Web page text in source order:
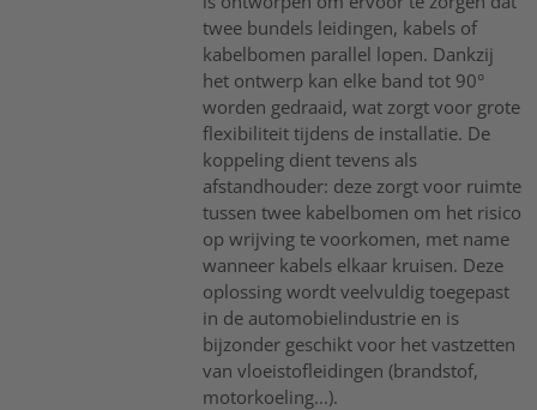
twee bundels leidingen, kabels of
kabelbomen parallel lopen. Dankzij
het ontwerp kan elke band tot 90°
worden gedraaid, wat zorgt voor grote
flexibiliteit tijdens de installatie. De
koppeling dient tevens als
afstandhouder: deze zorgt voor ruimte
tussen twee kabelbomen om het risico
op wrijving te voorkomen, met name
wanneer kabels elkaar kruisen. Deze
oplossing wordt veelvuldig toegepast
in de automobielindustrie en is
bijzonder geschikt voor het vastzetten
van vloeistofleidingen (brandstof,
motorkoeling...).